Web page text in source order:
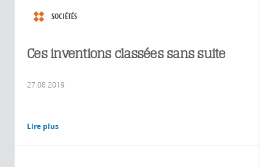
SOCIÉTÉS
Ces inventions classées sans suite
27.08.2019
Lire plus